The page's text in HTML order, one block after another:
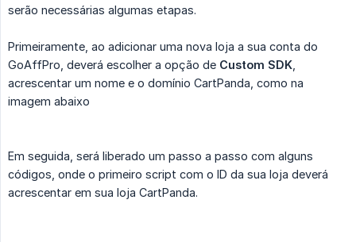
serão necessárias algumas etapas.
Primeiramente, ao adicionar uma nova loja a sua conta do
GoAffPro, deverá escolher a opção de Custom SDK
acrescentar um nome e o domínio CartPanda, como na
imagem abaixo
Em seguida, será liberado um passo a passo com alguns
códigos, onde o primeiro script com o ID da sua loja deverá
acrescentar em sua loja CartPanda.